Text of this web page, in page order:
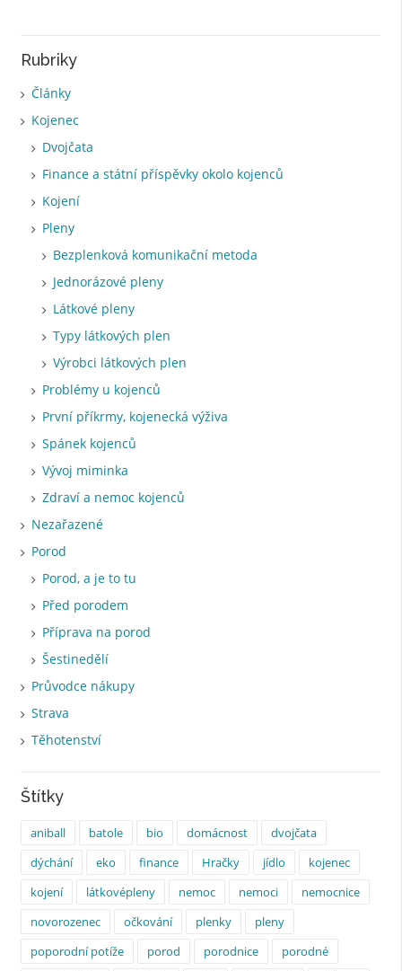
Rubriky
Články
Kojenec
Dvojčata
Finance a státní příspěvky okolo kojenců
Kojení
Pleny
Bezplenková komunikační metoda
Jednorázové pleny
Látkové pleny
Typy látkových plen
Výrobci látkových plen
Problémy u kojenců
První příkrmy, kojenecká výživa
Spánek kojenců
Vývoj miminka
Zdraví a nemoc kojenců
Nezařazené
Porod
Porod, a je to tu
Před porodem
Příprava na porod
Šestinedělí
Průvodce nákupy
Strava
Těhotenství
Štítky
aniball batole bio domácnost
dvojčata
dýchání
eko finance Hračky jídlo
kojenec
kojení
látkovépleny nemoc nemoci
nemocnice
novorozenec
očkování plenky
pleny
poporodní potíže
porod porodnice
porodné